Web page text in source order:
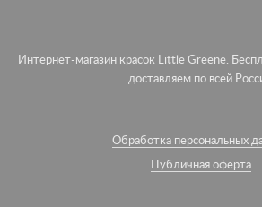
Интернет-магазин красок Little Greene.
доставляем по всей
Обработка персональных
Публичная оферта